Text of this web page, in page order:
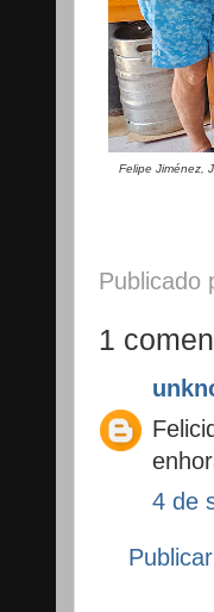
Felipe Jiménez,
Publicado
1
4 de